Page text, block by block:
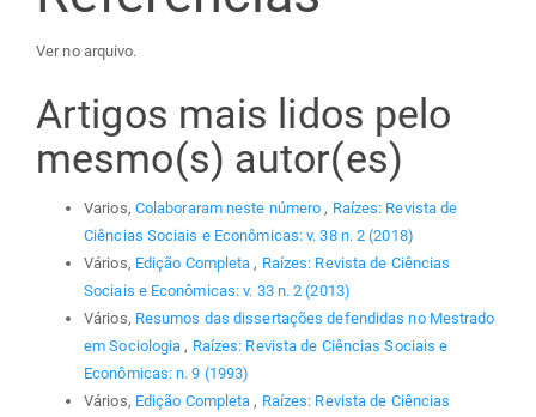
Ver no arquivo.
Artigos mais lidos pelo
mesmo(s) autor(es)
Varios, Colaboraram neste número, Raízes: Revista de
Ciências Sociais e Econômicas: v. 38 n. 2 (2018)
Vários, Edição Completa, Raízes: Revista de Ciências
Sociais e Econômicas: v. 33 n. 2 (2013)
Vários, Resumos das dissertações defendidas no Mestrado
em Sociologia, Raízes: Revista de Ciências Sociais e
Econômicas: n. 9 (1993)
Vários, Edição Completa, Raízes: Revista de Ciências